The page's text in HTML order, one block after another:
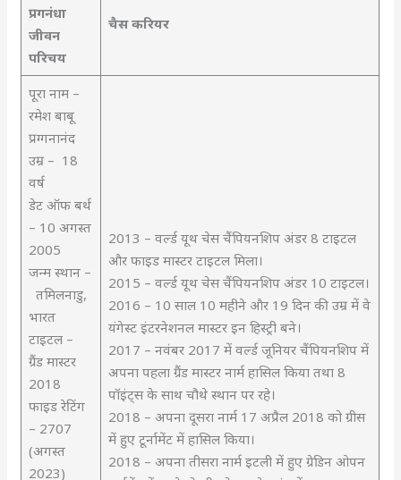
प्रगनंधा
जीवन
परिचय
चैस करियर
पूरा नाम –
रमेश बाबू
प्रग्गनानंद
उम्र – 18
वर्ष
डेट ऑफ बर्थ
– 10 अगस्त
2005
जन्म स्थान –
तमिलनाडु,
भारत
टाइटल –
ग्रैंड मास्टर
2018
फाइड रेटिंग
– 2707
(अगस्त
2023)
2013 – वर्ल्ड यूथ चेस चैंपियनशिप अंडर 8 टाइटल
और फाइड मास्टर टाइटल मिला।
2015 – वर्ल्ड यूथ चेस चैंपियनशिप अंडर 10 टाइटल।
2016 – 10 साल 10 महीने और 19 दिन की उम्र में वे
यंगेस्ट इंटरनेशनल मास्टर इन हिस्ट्री बने।
2017 – नवंबर 2017 में वर्ल्ड जूनियर चैंपियनशिप में
अपना पहला ग्रैंड मास्टर नार्म हासिल किया तथा 8
पॉइंट्स के साथ चौथे स्थान पर रहे।
2018 – अपना दूसरा नार्म 17 अप्रैल 2018 को ग्रीस
में हुए टूर्नामेंट में हासिल किया।
2018 – अपना तीसरा नार्म इटली में हुए ग्रेडिन ओपन